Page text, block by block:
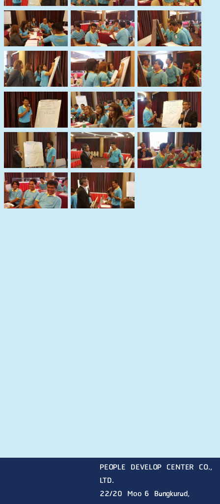
PEOPLE DEVELOP CENTER CO.,
LTD.
22/20 Moo 6 Bangkurad,